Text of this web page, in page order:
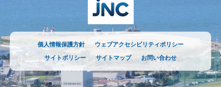
個人情報保護方針
ウェブアクセシビリティポリシー
サイトポリシー
サイトマップ お問い合わせ